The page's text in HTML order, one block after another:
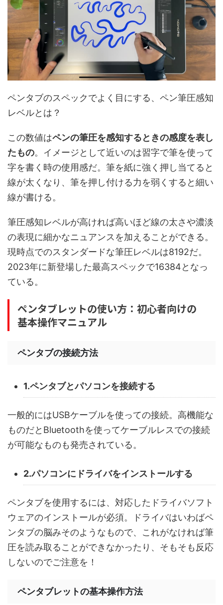
ペンタブのスペックでよく目にする、ペン筆圧感知
レベルとは？
この数値はペンの筆圧を感知するときの感度を表し
たもの。イメージとして近いのは習字で筆を使って
字を書く時の使用感だ。筆を紙に強く押し当てると
線が太くなり、筆を押し付ける力を弱くすると細い
線が書ける。
筆圧感知レベルが高ければ高いほど線の太さや濃淡
の表現に細かなニュアンスを加えることができる。
現時点でのスタンダードな筆圧レベルは8192だ。
2023年に新登場した最高スペックで16384となっ
ている。
ペンタブレットの使い方：初心者向けの
基本操作マニュアル
ペンタブの接続方法
1.ペンタブとパソコンを接続する
一般的にはUSBケーブルを使っての接続。高機能な
ものだとBluetoothを使ってケーブルレスでの接続
が可能なものも発売されている。
2.パソコンにドライバをインストールする
ペンタブを使用するには、対応したドライバソフト
ウェアのインストールが必須。ドライバはいわばペ
ンタブの脳みそのようなもので、これがなければ筆
圧を読み取ることができなかったり、そもそも反応
しないのでご注意を！
ペンタブレットの基本操作方法